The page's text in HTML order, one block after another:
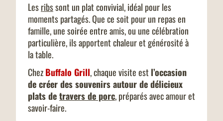
Lesribssont un plat convivial, idéal pour les
moments partagés. Que ce soit pour un repas en
famille, une soirée entre amis, ou une célébration
particulière, ils apportent chaleur et générosité à
la table.
ChezBuffalo Grill, chaque visite est l’occasion
de créer des souvenirs autour de délicieux
plats detravers de porc, préparés avec amour et
savoir-faire.